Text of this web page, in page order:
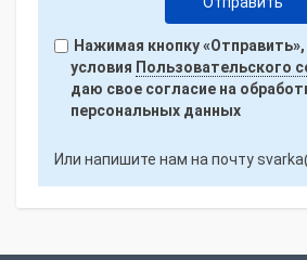
Нажимая кнопку
условия Пользовательского
даю свое согласие на
персональных данных
Или напишите нам на почту